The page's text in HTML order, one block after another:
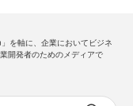
を軸に、企業においてビジネ
開発者のためのメディアで